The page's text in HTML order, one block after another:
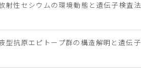
射性セシウムの環境動態と遺伝子検査法
型抗原エピトープ群の構造解明と遺伝子